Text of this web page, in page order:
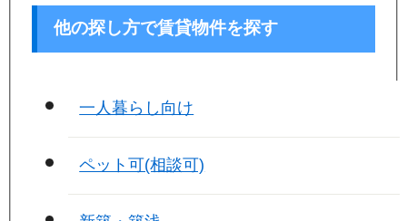
他の探し方で賃貸物件を探す
一人暮らし向け
ペット可(相談可)